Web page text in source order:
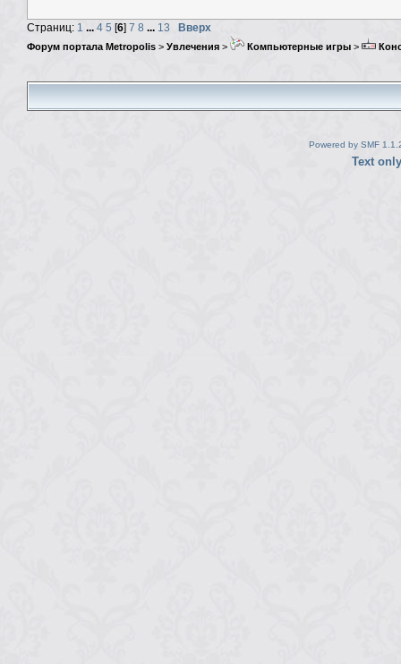
Страниц: 1 ... 4 5 [6] 7 8 ... 13 Вверх
Форум портала Metropolis > Увлечения > Компьютерные игры >
Powered by SMF
Text